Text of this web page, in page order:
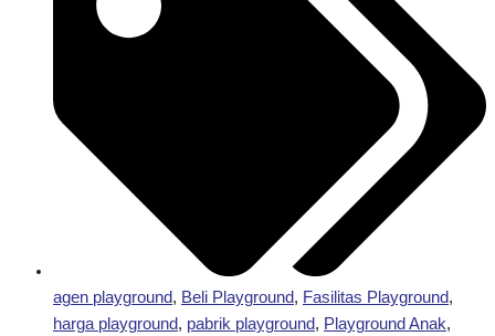
agen playground, Beli Playground, Fasilitas Playground,
harga playground, pabrik playground, Playground Anak,